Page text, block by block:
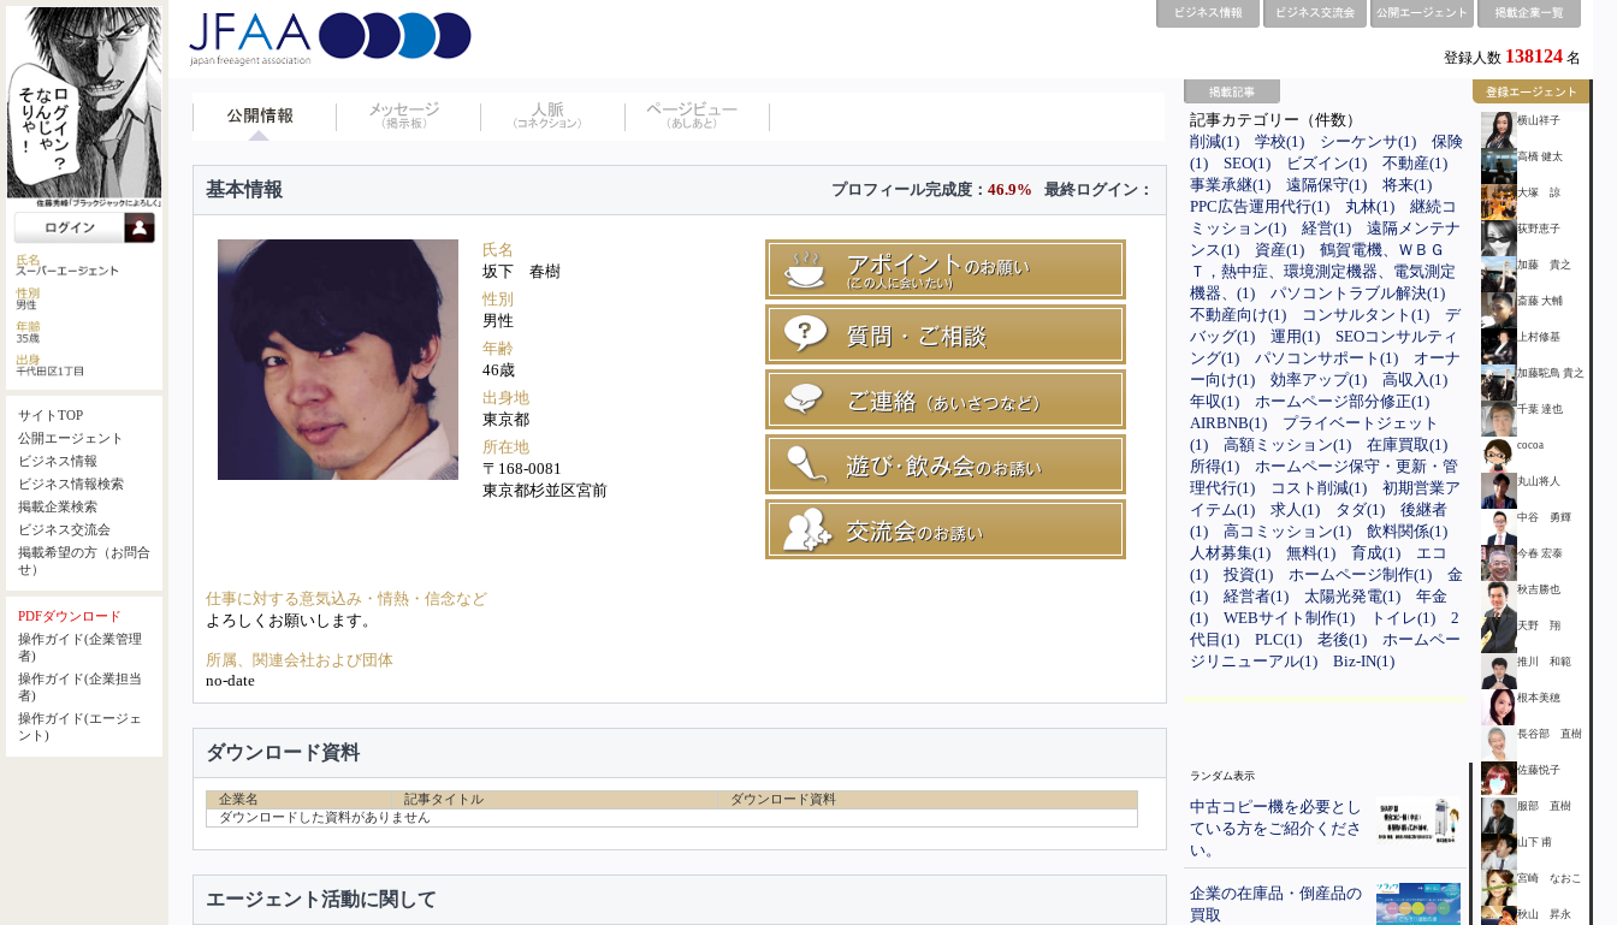
サイトTOP
公開エージェント
ビジネス情報
ビジネス情報検索
掲載企業検索
ビジネス交流会
掲載希望の方（お問合
せ）
PDFダウンロード
操作ガイド(企業管理
者)
操作ガイド(企業担当
者)
操作ガイド(エージェ
ント)
登録人数 138124 名
基本情報 最終ログイン：
プロフィール完成度： 46.9%
氏名
坂下 春樹
性別
男性
年齢
46歳
出身地
東京都
所在地
〒168-0081
東京都杉並区宮前
仕事に対する意気込み・情熱・信念など
よろしくお願いします。
所属、関連会社および団体
no-date
ダウンロード資料
企業名 記事タイトル
ダウンロード資料
ダウンロードした資料がありません
エージェント活動に関して
記事カテゴリー（件数）
削減(1)
学校(1) シーケンサ(1)
保険
(1)
SEO(1) ビズイン(1)
不動産(1)
事業承継(1)
遠隔保守(1)
将来(1)
PPC広告運用代行(1)
丸林(1)
継続コ
ミッション(1)
経営(1)
遠隔メンテナ
ンス(1)
資産(1)
鶴賀電機、ＷＢＧ
Ｔ，熱中症、環境測定機器、電気測定
機器、(1)
パソコントラブル解決(1)
不動産向け(1)
コンサルタント(1)
デ
バッグ(1)
運用(1)
SEOコンサルティ
ング(1)
パソコンサポート(1)
オーナ
ー向け(1)
効率アップ(1)
高収入(1)
年収(1)
ホームページ部分修正(1)
AIRBNB(1)
プライベートジェット
(1)
高額ミッション(1)
在庫買取(1)
所得(1)
ホームページ保守・更新・管
理代行(1)
コスト削減(1)
初期営業ア
イテム(1)
求人(1) タダ(1)
後継者
(1)
高コミッション(1)
飲料関係(1)
人材募集(1)
無料(1) 育成(1)
エコ
(1)
投資(1) ホームページ制作(1)
金
(1)
経営者(1) 太陽光発電(1)
年金
(1)
WEBサイト制作(1) トイレ(1)
2
代目(1)
PLC(1) 老後(1)
ホームペー
ジリニューアル(1)
Biz-IN(1)
ランダム表示
中古コピー機を必要とし
ている方をご紹介くださ
い。
企業の在庫品・倒産品の
買取
横山祥子
高橋 健太
大塚 諒
荻野恵子
加藤 貴之
斎藤 大輔
上村修基
加藤駝鳥 貴之
千葉 達也
cocoa
丸山将人
中谷 勇輝
今春 宏泰
秋吉勝也
天野 翔
推川 和範
根本美穂
長谷部 直樹
佐藤悦子
服部 直樹
山下 甫
宮崎 なおこ
秋山 昇永